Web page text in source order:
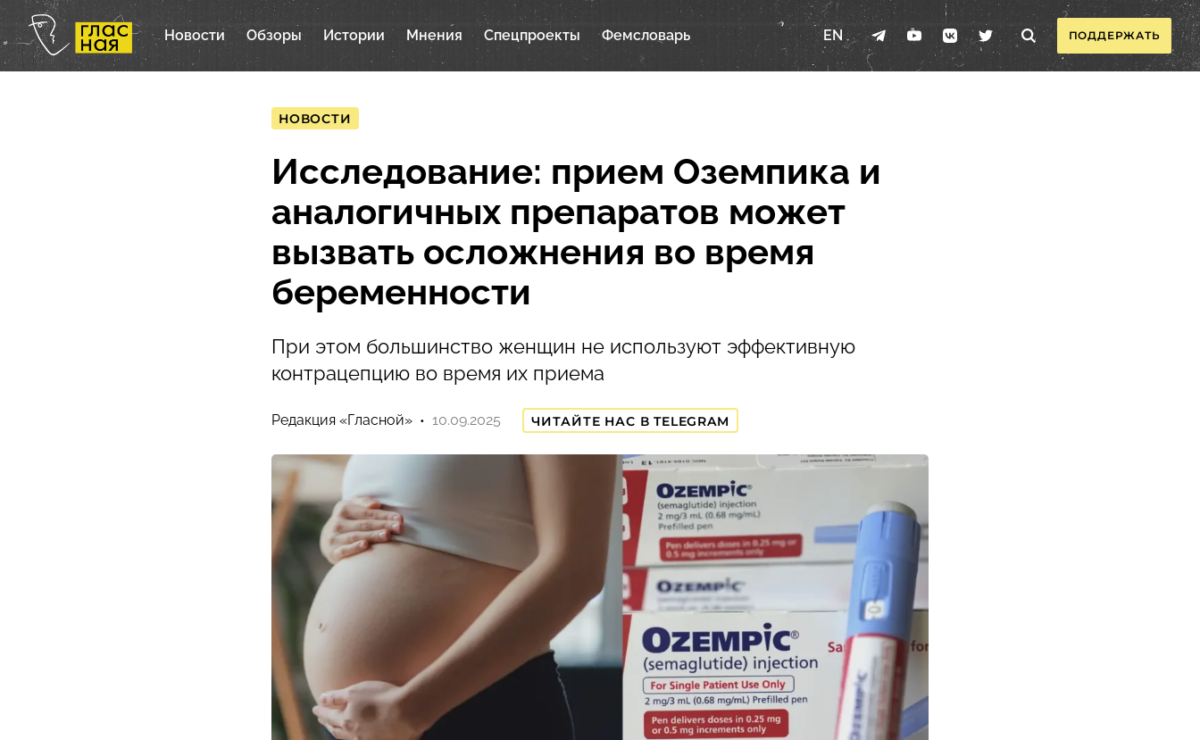
Новости Обзоры Истории Мнения Спецпроекты Фемсловарь EN ПОДДЕРЖАТЬ
НОВОСТИ
Исследование: прием Оземпика и
аналогичных препаратов может
вызвать осложнения во время
беременности
При этом большинство женщин не используют эффективную
контрацепцию во время их приема
Редакция «Гласной» 10.09.2025 ЧИТАЙТЕ НАС В TELEGRAM